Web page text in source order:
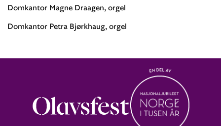
Domkantor Magne Draagen, orgel
Domkantor Petra Bjørkhaug, orgel